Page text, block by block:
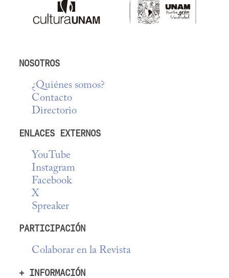
NOSOTROS
¿Quiénes somos?
Contacto
Directorio
ENLACES EXTERNOS
YouTube
Instagram
Facebook
X
Spreaker
PARTICIPACIÓN
Colaborar en la Revista
+ INFORMACIÓN